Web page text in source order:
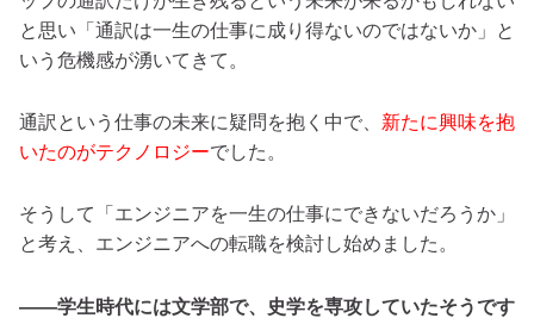
と思い「通訳は一生の仕事に成り得ないのではないか」と
いう危機感が湧いてきて。
通訳という仕事の未来に疑問を抱く中で、 新たに興味を抱
いたのがテクノロジーでした。
そうして「エンジニアを一生の仕事にできないだろうか」
と考え、エンジニアへの転職を検討し始めました。
――学生時代には文学部で、史学を専攻していたそうです